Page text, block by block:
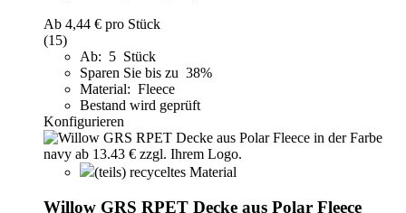
Ab 4,44 € pro Stück
(15)
Ab: 5 Stück
Sparen Sie bis zu 38%
Material: Fleece
Bestand wird geprüft
Konfigurieren
(teils) recyceltes Material
Willow GRS RPET Decke aus Polar Fleece